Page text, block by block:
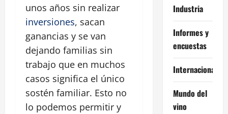
unos años sin realizar
inversiones, sacan
ganancias y se van
dejando familias sin
trabajo que en muchos
casos significa el único
sostén familiar. Esto no
lo podemos permitir y
Industria
Informes y
encuestas
Internacional
Mundo del
vino